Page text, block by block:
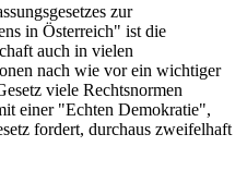
zur
in Österreich" ist die
auch in vielen
nach wie vor ein wichtiger
viele Rechtsnormen
einer "Echten Demokratie",
fordert, durchaus zweifelhaft